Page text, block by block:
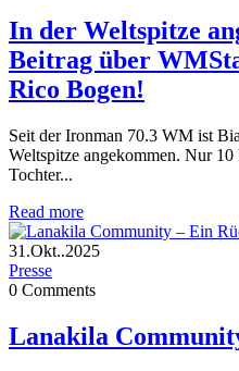
In der Weltspitze
Beitrag über
Rico Bogen!
Seit der Ironman 70.3 WM ist
Weltspitze angekommen. Nur
Tochter...
Read more
31.Okt..2025
Presse
0 Comments
Lanakila